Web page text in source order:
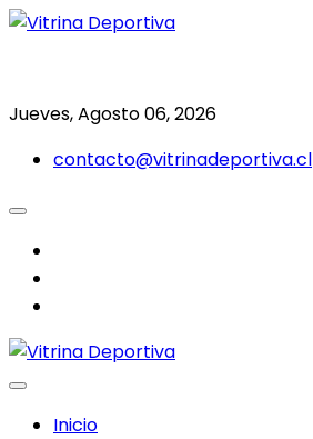
Saltar
Jueves, Agosto 06, 2026
contacto@vitrinadeportiva.cl
Inicio